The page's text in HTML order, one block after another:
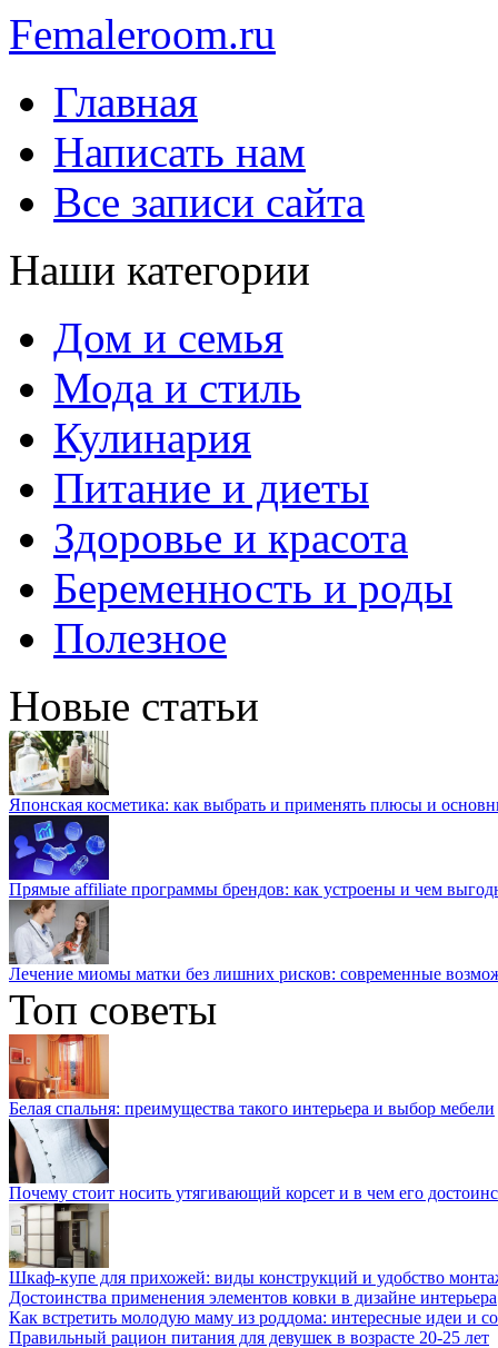
Femaleroom.ru
Главная
Написать нам
Все записи сайта
Наши категории
Дом и семья
Мода и стиль
Кулинария
Питание и диеты
Здоровье и красота
Беременность и роды
Полезное
Новые статьи
Японская косметика: как выбрать и применять плюсы и
Прямые affiliate программы брендов: как устроены и чем
Лечение миомы матки без лишних рисков: современные
Топ советы
Белая спальня: преимущества такого интерьера и выбор мебели
Почему стоит носить утягивающий корсет и в чем его
Шкаф-купе для прихожей: виды конструкций и удобство
Достоинства применения элементов ковки в дизайне интерьера
Как встретить молодую маму из роддома: интересные идеи и
Правильный рацион питания для девушек в возрасте 20-25 лет